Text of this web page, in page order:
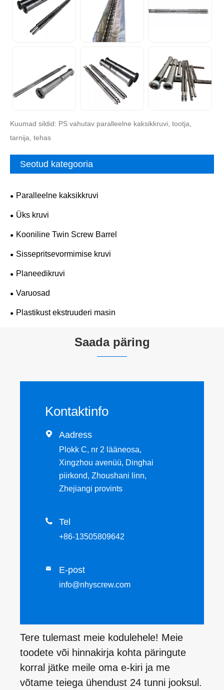
Kuumad sildid: PS vahutav paralleelne kaksikkruvi, tootja,
tarnija, tehas
Seotud kategooria
Paralleelne kaksikkruvi
Üks kruvi
Kooniline Twin Screw Barrel
Sissepritsevormimise kruvi
Planeedikruvi
Varuosad
Plastikust ekstruuderi masin
Saada päring
Kontaktinfo
 Aadress
Plokk C, nr 2 lääneosa,
Xingzhou avenüü, Dinghai
piirkond, Zhoushani linn,
Zhejiangi provints
 Tel
+86-13505809642
 E-post
info@nhyscrew.com
Tere tulemast meie kodulehele! Meie
toodete või hinnakirja kohta päringute
korral jätke meile oma e-kiri ja me
võtame teiega ühendust 24 tunni jooksul.